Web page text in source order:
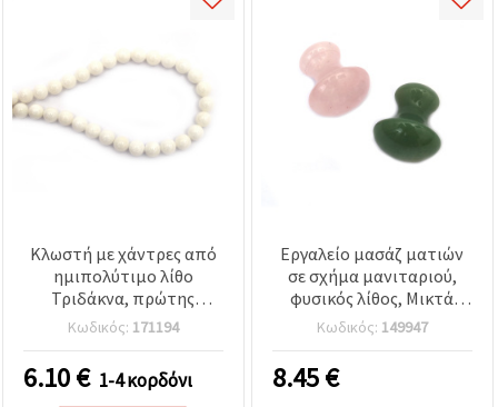
Κλωστή με χάντρες από
ημιπολύτιμο λίθο
Τριδάκνα, πρώτης
ποιότητας, στρογγυλές
10 mm, ~40 τεμ.
Κωδικός: 171194
6.10€ 1-4 κορδόνι
Εργαλείο μασάζ ματιών
σε σχήμα μανιταριού,
φυσικός λίθος, Μικτά
χρώματα, 35~24x40 mm
Κωδικός: 149947
8.45€